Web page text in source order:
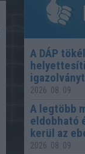
A DÁP
2026. 08. 09.
A legtöbb
eldobható
kerül az
2026. 08. 09.